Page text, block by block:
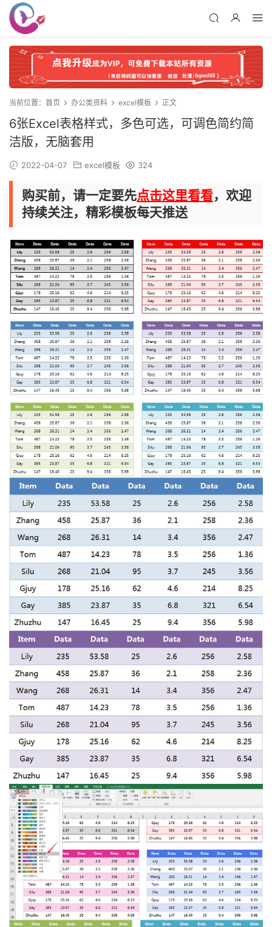
当前位置： 首页 办公类资料 excel模板 正文
6张Excel表格样式，多色可选，可调色简约简
洁版，无脑套用
2022-04-07 excel模板 324
购买前，请一定要先点击这里看看，欢迎
持续关注，精彩模板每天推送